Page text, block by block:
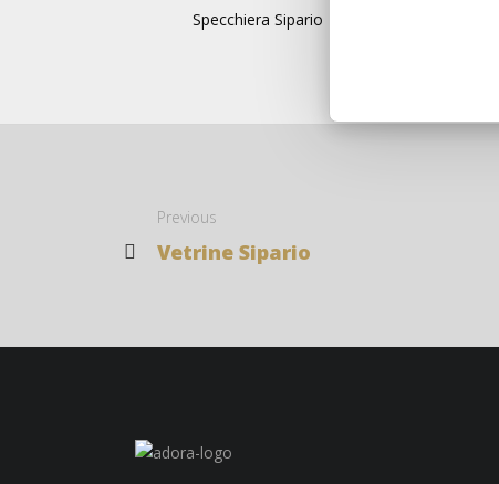
Specchiera Sipario
Previous
Vetrine Sipario